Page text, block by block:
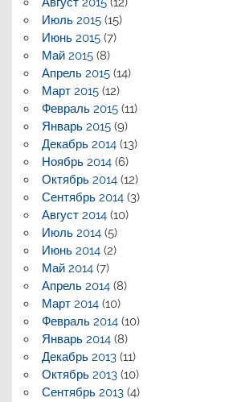
Июль 2015(15)
Июнь 2015(7)
Май 2015(8)
Апрель 2015(14)
Март 2015(12)
Февраль 2015(11)
Январь 2015(9)
Декабрь 2014(13)
Ноябрь 2014(6)
Октябрь 2014(12)
Сентябрь 2014(3)
Август 2014(10)
Июль 2014(5)
Июнь 2014(2)
Май 2014(7)
Апрель 2014(8)
Март 2014(10)
Февраль 2014(10)
Январь 2014(8)
Декабрь 2013(11)
Октябрь 2013(10)
Сентябрь 2013(4)